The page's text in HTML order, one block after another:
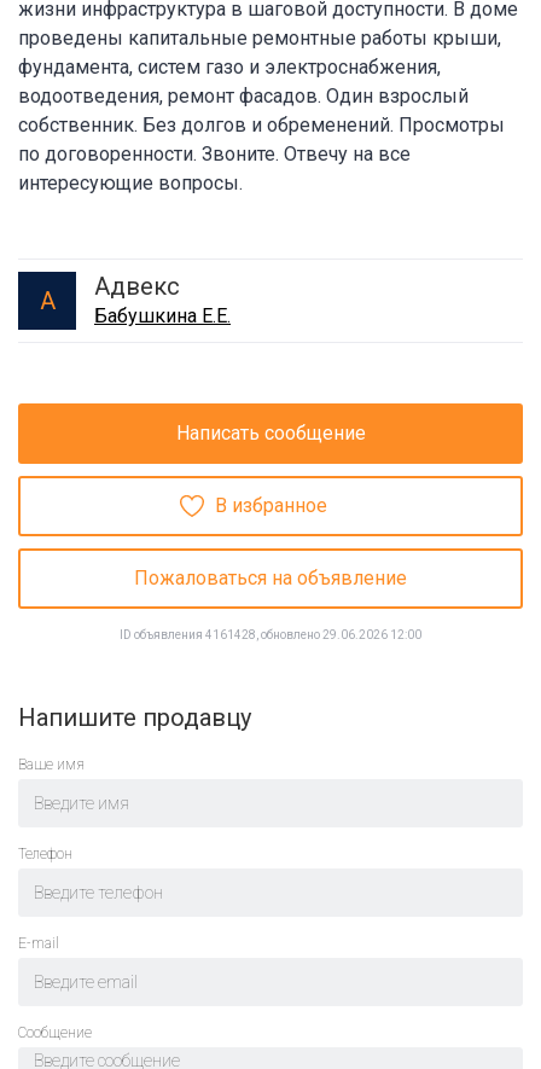
жизни инфраструктура в шаговой доступности. В доме
проведены капитальные ремонтные работы крыши,
фундамента, систем газо и электроснабжения,
водоотведения, ремонт фасадов. Один взрослый
собственник. Без долгов и обременений. Просмотры
по договоренности. Звоните. Отвечу на все
интересующие вопросы.
А Адвекс
Бабушкина Е.Е.
Написать сообщение
В избранное
Пожаловаться на объявление
ID объявления 4161428, обновлено 29.06.2026 12:00
Напишите продавцу
Ваше имя
Телефон
E-mail
Cообщение